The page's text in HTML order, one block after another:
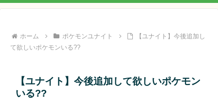
ホーム ポケモンユナイト
【ユナイト】今後追加し
て欲しいポケモンいる??
【ユナイト】今後追加して欲しいポケモン
いる??